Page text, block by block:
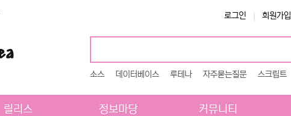
로그인 회원가입
소스 데이터베이스 루테나 자주묻는질문 스크립트
릴리스 정보마당 커뮤니티